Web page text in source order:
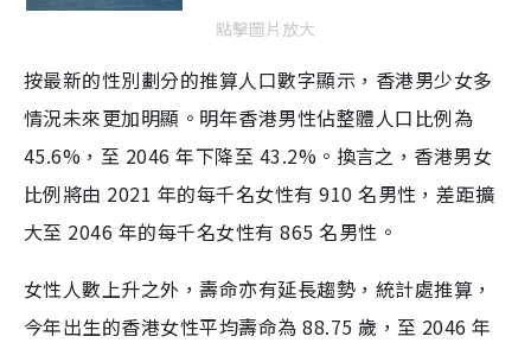
點擊圖片放大
按最新的性別劃分的推算人口數字顯示，香港男少女多
情況未來更加明顯。明年香港男性佔整體人口比例為
45.6%，至 2046 年下降至 43.2%。換言之，香港男女
比例將由 2021 年的每千名女性有 910 名男性，差距擴
大至 2046 年的每千名女性有 865 名男性。
女性人數上升之外，壽命亦有延長趨勢，統計處推算，
今年出生的香港女性平均壽命為 88.75 歲，至 2046 年